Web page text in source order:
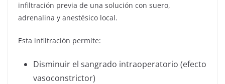
infiltración previa de una solución con suero,
adrenalina y anestésico local.
Esta infiltración permite:
Disminuir el sangrado intraoperatorio (efecto
vasoconstrictor)